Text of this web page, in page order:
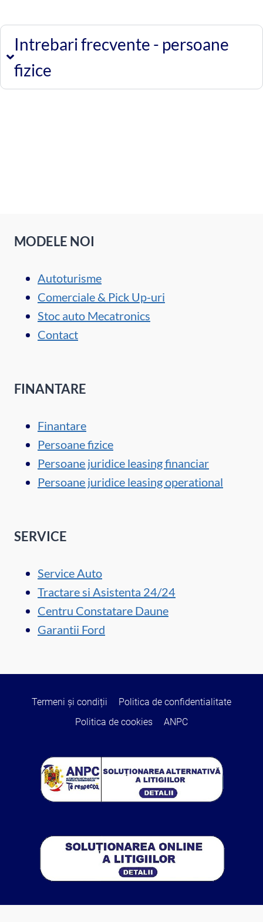
Intrebari frecvente - persoane
fizice
MODELE NOI
Autoturisme
Comerciale & Pick Up-uri
Stoc auto Mecatronics
Contact
FINANTARE
Finantare
Persoane fizice
Persoane juridice leasing financiar
Persoane juridice leasing operational
SERVICE
Service Auto
Tractare si Asistenta 24/24
Centru Constatare Daune
Garantii Ford
Termeni și condiții
Politica de confidentialitate
Politica de cookies
ANPC